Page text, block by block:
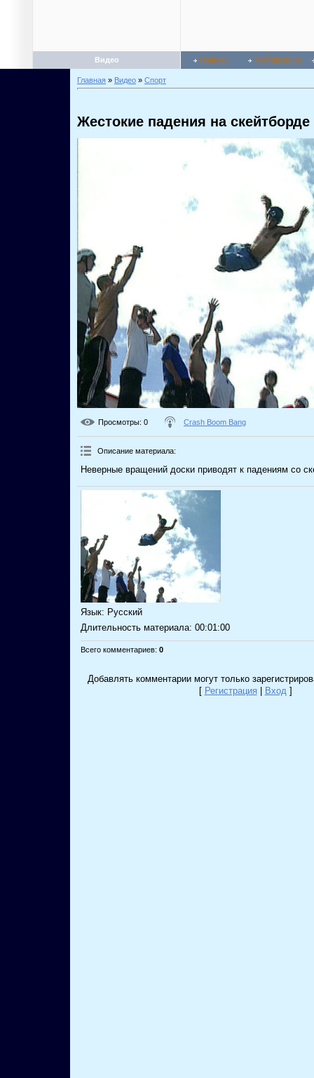
Видео Главная Мой профиль
Главная » Видео » Спорт
Жестокие падения на скейтборде
Просмотры: 0 Crash Boom Bang
Описание материала:
Неверные вращений доски приводят к падениям со
Язык: Русский
Длительность материала: 00:01:00
Всего комментариев: 0
Добавлять комментарии могут только
[ Регистрация | Вход ]